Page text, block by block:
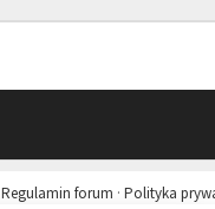
Polityka
Regulamin forum ·